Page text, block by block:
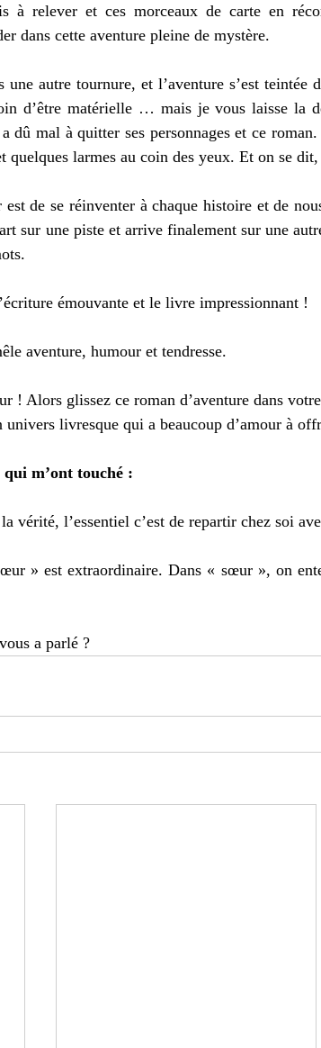
à relever et ces morceaux de carte en
dans cette aventure pleine de mystère.
autre tournure, et l’aventure s’est teintée
d’être matérielle … mais je vous laisse la
dû mal à quitter ses personnages et ce
quelques larmes au coin des yeux. Et on se dit,
de se réinventer à chaque histoire et de
sur une piste et arrive finalement sur une
émouvante et le livre impressionnant !
aventure, humour et tendresse.
! Alors glissez ce roman d’aventure dans
univers livresque qui a beaucoup d’amour à
m’ont touché :
la vérité, l’essentiel c’est de repartir chez soi
» est extraordinaire. Dans « sœur », on
a parlé ?